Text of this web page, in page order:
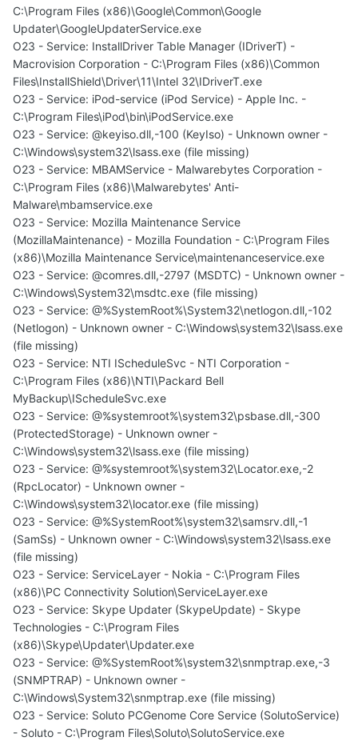
C:\Program Files (x86)\Google\Common\Google
Updater\GoogleUpdaterService.exe
O23 - Service: InstallDriver Table Manager (IDriverT) -
Macrovision Corporation - C:\Program Files (x86)\Common
Files\InstallShield\Driver\11\Intel 32\IDriverT.exe
O23 - Service: iPod-service (iPod Service) - Apple Inc. -
C:\Program Files\iPod\bin\iPodService.exe
O23 - Service: @keyiso.dll,-100 (KeyIso) - Unknown owner -
C:\Windows\system32\lsass.exe (file missing)
O23 - Service: MBAMService - Malwarebytes Corporation -
C:\Program Files (x86)\Malwarebytes' Anti-
Malware\mbamservice.exe
O23 - Service: Mozilla Maintenance Service
(MozillaMaintenance) - Mozilla Foundation - C:\Program Files
(x86)\Mozilla Maintenance Service\maintenanceservice.exe
O23 - Service: @comres.dll,-2797 (MSDTC) - Unknown owner -
C:\Windows\System32\msdtc.exe (file missing)
O23 - Service: @%SystemRoot%\System32\netlogon.dll,-102
(Netlogon) - Unknown owner - C:\Windows\system32\lsass.exe
(file missing)
O23 - Service: NTI IScheduleSvc - NTI Corporation -
C:\Program Files (x86)\NTI\Packard Bell
MyBackup\IScheduleSvc.exe
O23 - Service: @%systemroot%\system32\psbase.dll,-300
(ProtectedStorage) - Unknown owner -
C:\Windows\system32\lsass.exe (file missing)
O23 - Service: @%systemroot%\system32\Locator.exe,-2
(RpcLocator) - Unknown owner -
C:\Windows\system32\locator.exe (file missing)
O23 - Service: @%SystemRoot%\system32\samsrv.dll,-1
(SamSs) - Unknown owner - C:\Windows\system32\lsass.exe
(file missing)
O23 - Service: ServiceLayer - Nokia - C:\Program Files
(x86)\PC Connectivity Solution\ServiceLayer.exe
O23 - Service: Skype Updater (SkypeUpdate) - Skype
Technologies - C:\Program Files
(x86)\Skype\Updater\Updater.exe
O23 - Service: @%SystemRoot%\system32\snmptrap.exe,-3
(SNMPTRAP) - Unknown owner -
C:\Windows\System32\snmptrap.exe (file missing)
O23 - Service: Soluto PCGenome Core Service (SolutoService)
- Soluto - C:\Program Files\Soluto\SolutoService.exe